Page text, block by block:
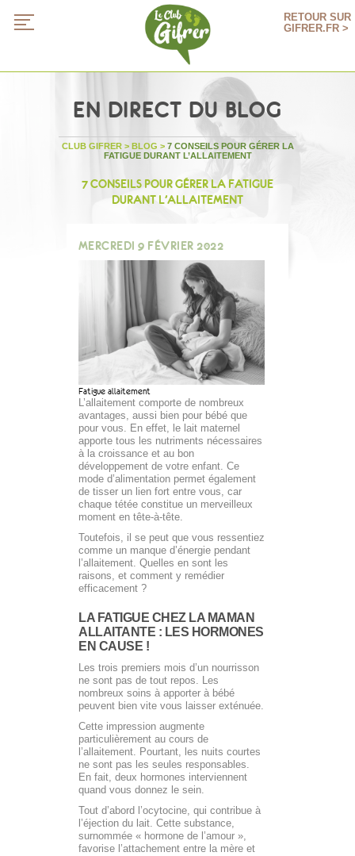
RETOUR SUR
GIFRER.FR >
EN DIRECT DU BLOG
CLUB GIFRER> BLOG > 7 CONSEILS POUR GÉRER LA
FATIGUE DURANT L’ALLAITEMENT
7 CONSEILS POUR GÉRER LA FATIGUE
DURANT L’ALLAITEMENT
MERCREDI 9 FÉVRIER 2022
Fatigue allaitement
L’allaitement comporte de nombreux
avantages, aussi bien pour bébé que
pour vous. En effet, le lait maternel
apporte tous les nutriments nécessaires
à la croissance et au bon
développement de votre enfant. Ce
mode d’alimentation permet également
de tisser un lien fort entre vous, car
chaque tétée constitue un merveilleux
moment en tête-à-tête.
Toutefois, il se peut que vous ressentiez
comme un manque d’énergie pendant
l’allaitement. Quelles en sont les
raisons, et comment y remédier
efficacement ?
LA FATIGUE CHEZ LA MAMAN
ALLAITANTE : LES HORMONES
EN CAUSE !
Les trois premiers mois d’un nourrisson
ne sont pas de tout repos. Les
nombreux soins à apporter à bébé
peuvent bien vite vous laisser exténuée.
Cette impression augmente
particulièrement au cours de
l’allaitement. Pourtant, les nuits courtes
ne sont pas les seules responsables.
En fait, deux hormones interviennent
quand vous donnez le sein.
Tout d’abord l’ocytocine, qui contribue à
l’éjection du lait. Cette substance,
surnommée « hormone de l’amour »,
favorise l’attachement entre la mère et